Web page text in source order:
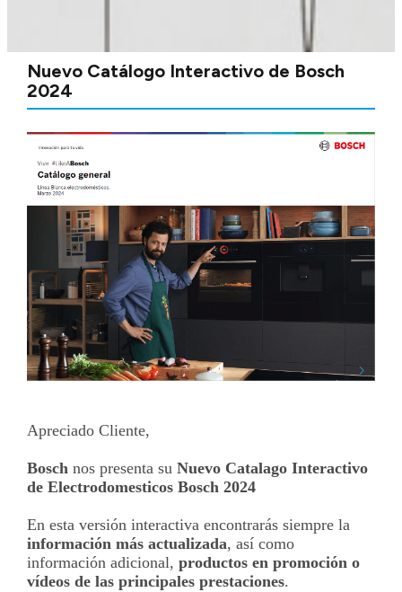
Nuevo Catálogo Interactivo de Bosch
2024
Apreciado Cliente,
Boschnos presenta su Nuevo Catalago Interactivo
de Electrodomesticos Bosch 2024
En esta versión interactiva encontrarás siempre la
información más actualizada, así como
información adicional, productos en promoción o
vídeos de las principales prestaciones.